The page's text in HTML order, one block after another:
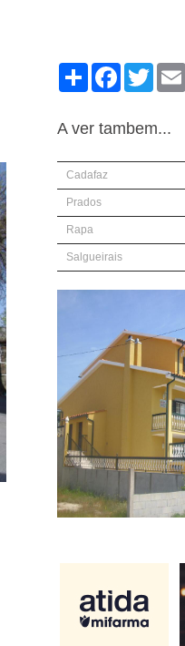
CompartilheFacebookTwitter
A ver tambem...
Cadafaz
Prados
Rapa
Salgueirais